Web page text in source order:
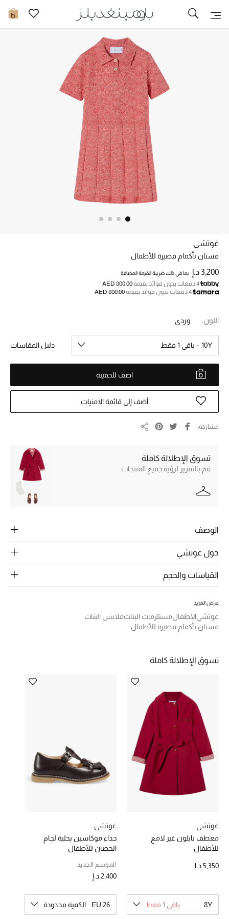
0 تخفيضات
مزيد من التخفيضات
خصم حتى 70%
تسوقوا الآن
ما وصلنا حديثاً
النساء
الحقائب النسائية
الرجال
الجمال
مستلزمات المنزل
المجوهرات
جديد لدينا
خصومات
ما وصلنا حديثاً
الموسم الجديد
ركن أناقة المنتجعات
جميع إصدارتنا النسائية
تشكيلة المناسبات للنساء
غوتشي
فستان بأكمام قصيرة للأطفال
3,200 د.إ بما في ذلك ضريبة القيمة المضافة
4 دفعات بدون فوائد بقيمة
AED 800.00
4 دفعات بدون فوائد بقيمة
AED 800.00
اللون: وردي
10Y – باقي 1 فقط دليل المقاسات
اضف للحقيبة
أضف إلى قائمة الامنيات
مشاركة
تسوق الإطلالة كاملة
قم بالتمرير لرؤية جميع المنتجات
الوصف
حول غوتشي
القياسات والحجم
عرض المزيد
غوتشيالأطفالمستلزمات البناتملابس البنات
فستان بأكمام قصيرة للأطفال
تسوق الإطلالة كاملة
غوتشي
معطف نايلون غير لامع
للأطفال
5,350 د.إ
8Y باقي 1 فقط
غوتشي
حذاء موكاسين بحلية لجام
الحصان للأطفال
الموسم الجديد
2,400 د.إ
EU 26 الكمية محدودة